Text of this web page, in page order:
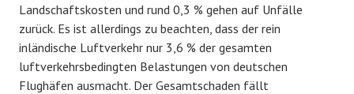
Landschaftskosten und rund 0,3 % gehen auf Unfälle
zurück. Es ist allerdings zu beachten, dass der rein
inländische Luftverkehr nur 3,6 % der gesamten
luftverkehrsbedingten Belastungen von deutschen
Flughäfen ausmacht. Der Gesamtschaden fällt